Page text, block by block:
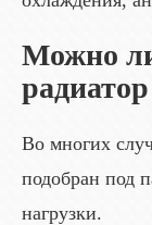
Можно
Во многих
подобран под
нагрузки.